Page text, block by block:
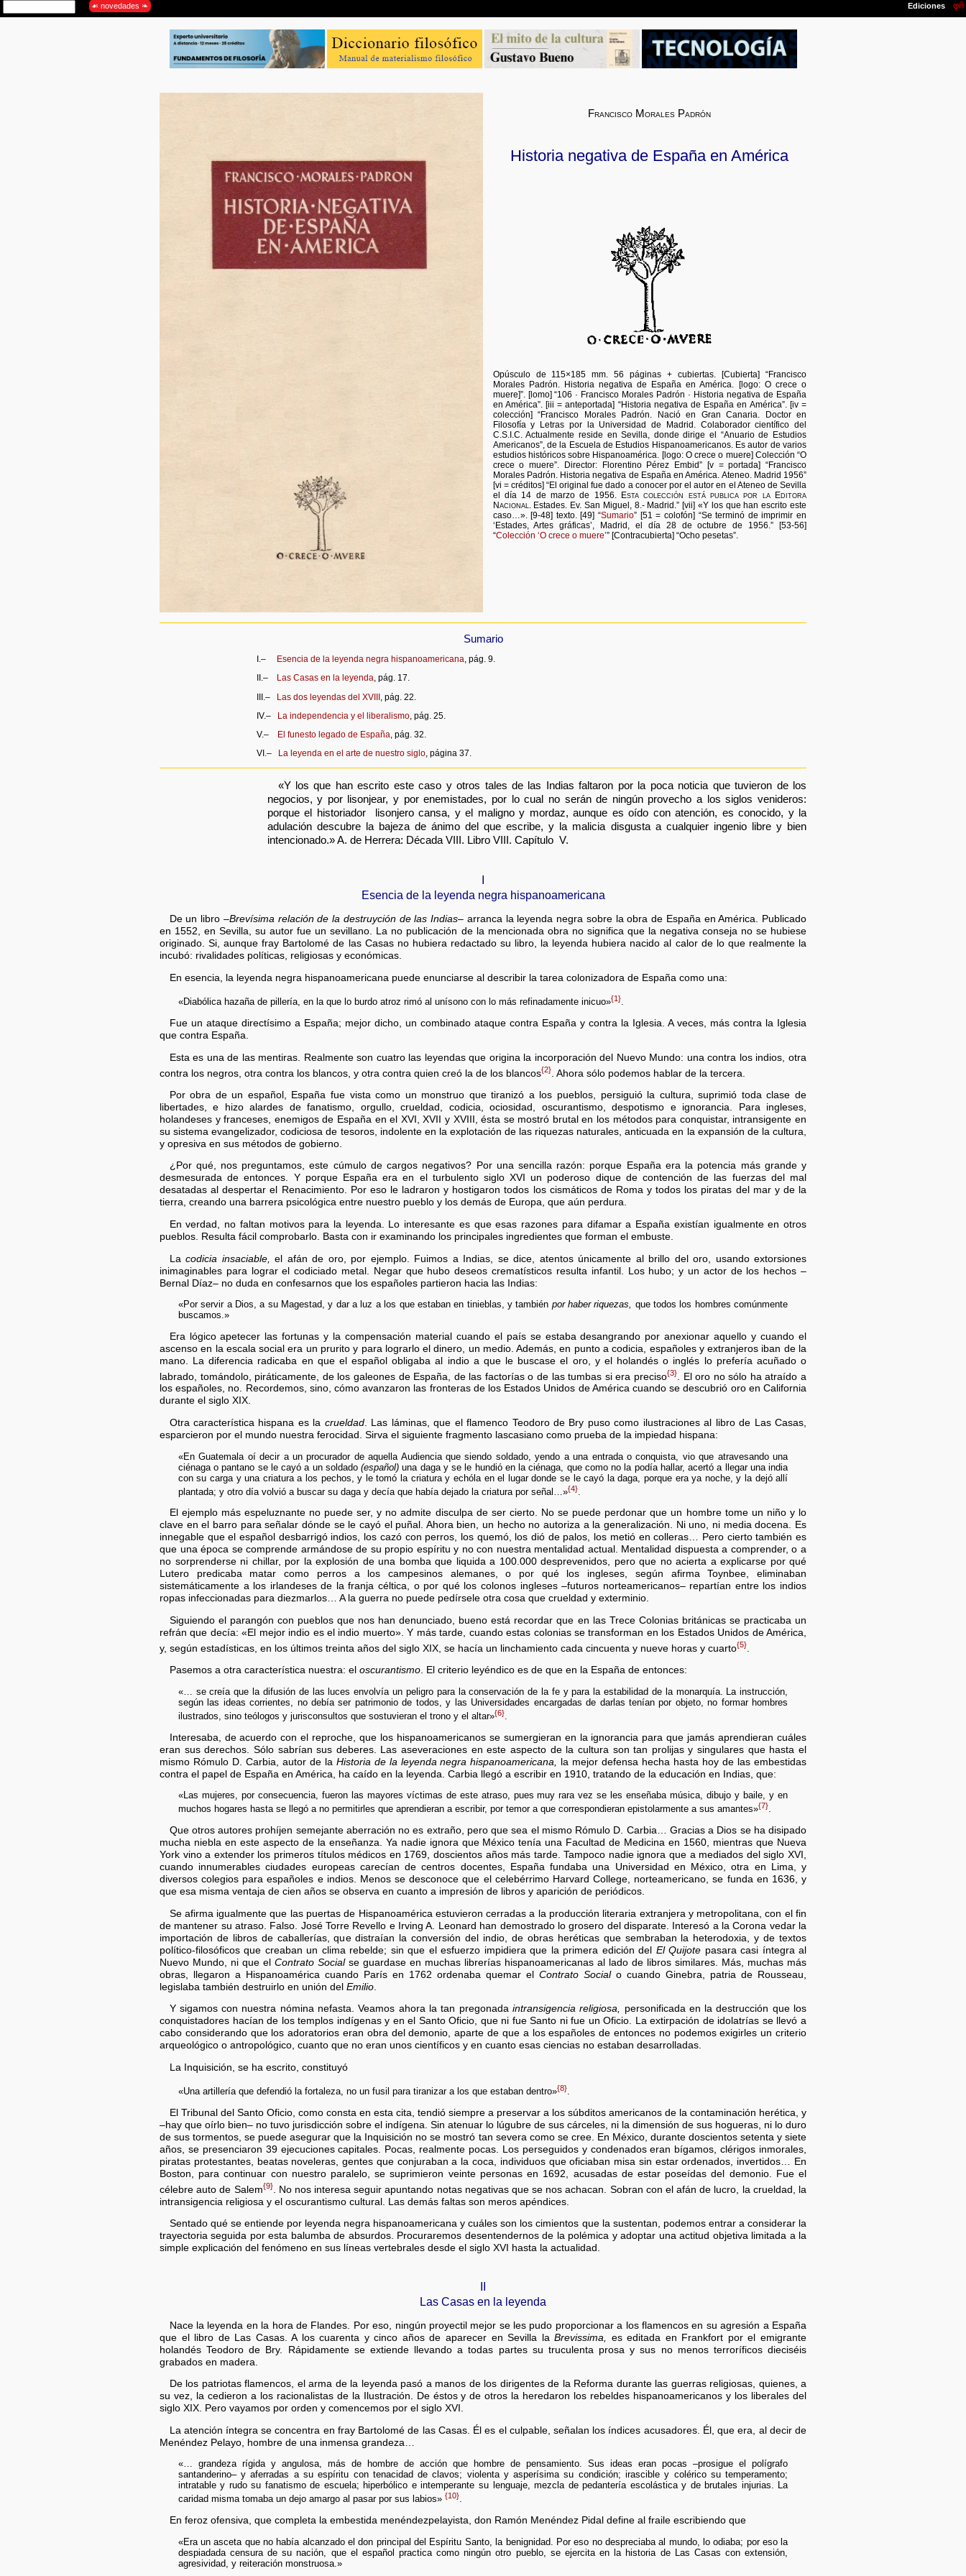
Francisco Morales Padrón
Historia negativa de España en América
Opúsculo de 115×185 mm. 56 páginas + cubiertas. [Cubierta] “Francisco
Morales Padrón. Historia negativa de España en América. [logo: O crece o
muere]”. [lomo] “106 · Francisco Morales Padrón · Historia negativa de España
en América”. [iii = anteportada] “Historia negativa de España en América”. [iv =
colección] “Francisco Morales Padrón. Nació en Gran Canaria. Doctor en
Filosofía y Letras por la Universidad de Madrid. Colaborador científico del
C.S.I.C. Actualmente reside en Sevilla, donde dirige el “Anuario de Estudios
Americanos”, de la Escuela de Estudios Hispanoamericanos. Es autor de varios
estudios históricos sobre Hispanoamérica. [logo: O crece o muere] Colección “O
crece o muere”. Director: Florentino Pérez Embid” [v = portada] “Francisco
Morales Padrón. Historia negativa de España en América. Ateneo. Madrid 1956”
[vi = créditos] “El original fue dado a conocer por el autor en el Ateneo de Sevilla
el día 14 de marzo de 1956. Esta colección está publica por la Editora
Nacional
. Estades. Ev. San Miguel, 8.- Madrid.” [vii] «Y los que han escrito este
caso…». [9-48] texto. [49] “Sumario” [51 = colofón] “Se terminó de imprimir en
‘Estades, Artes gráficas’, Madrid, el día 28 de octubre de 1956.” [53-56]
“Colección ‘O crece o muere’” [Contracubierta] “Ocho pesetas”.
Sumario
I.– Esencia de la leyenda negra hispanoamericana, pág. 9.
II.–
Las Casas en la leyenda, pág. 17.
III.– Las dos leyendas del XVIII, pág. 22.
IV.– La independencia y el liberalismo, pág. 25.
V.–
El funesto legado de España, pág. 32.
VI.–
La leyenda en el arte de nuestro siglo, página 37.
«Y los que han escrito este caso y otros tales de las Indias faltaron por la poca noticia que tuvieron de los
negocios, y por lisonjear, y por enemistades, por lo cual no serán de ningún provecho a los siglos venideros:
porque el historiador lisonjero cansa, y el maligno y mordaz, aunque es oído con atención, es conocido, y la
adulación descubre la bajeza de ánimo del que escribe, y la malicia disgusta a cualquier ingenio libre y bien
intencionado.» A. de Herrera: Década VIII. Libro VIII. Capítulo V.
Esencia de la leyenda negra hispanoamericana
De un libro –Brevísima relación de la destruyción de las Indias– arranca la leyenda negra sobre la obra de España en América. Publicado
en 1552, en Sevilla, su autor fue un sevillano. La no publicación de la mencionada obra no significa que la negativa conseja no se hubiese
originado. Si, aunque fray Bartolomé de las Casas no hubiera redactado su libro, la leyenda hubiera nacido al calor de lo que realmente la
incubó: rivalidades políticas, religiosas y económicas.
En esencia, la leyenda negra hispanoamericana puede enunciarse al describir la tarea colonizadora de España como una:
«Diabólica hazaña de pillería, en la que lo burdo atroz rimó al unísono con lo más refinadamente inicuo»{1}.
Fue un ataque directísimo a España; mejor dicho, un combinado ataque contra España y contra la Iglesia. A veces, más contra la Iglesia
que contra España.
Esta es una de las mentiras. Realmente son cuatro las leyendas que origina la incorporación del Nuevo Mundo: una contra los indios, otra
contra los negros, otra contra los blancos, y otra contra quien creó la de los blancos{2} . Ahora sólo podemos hablar de la tercera.
Por obra de un español, España fue vista como un monstruo que tiranizó a los pueblos, persiguió la cultura, suprimió toda clase de
libertades, e hizo alardes de fanatismo, orgullo, crueldad, codicia, ociosidad, oscurantismo, despotismo e ignorancia. Para ingleses,
holandeses y franceses, enemigos de España en el XVI, XVII y XVIII, ésta se mostró brutal en los métodos para conquistar, intransigente en
su sistema evangelizador, codiciosa de tesoros, indolente en la explotación de las riquezas naturales, anticuada en la expansión de la cultura,
y opresiva en sus métodos de gobierno.
¿Por qué, nos preguntamos, este cúmulo de cargos negativos? Por una sencilla razón: porque España era la potencia más grande y
desmesurada de entonces. Y porque España era en el turbulento siglo XVI un poderoso dique de contención de las fuerzas del mal
desatadas al despertar el Renacimiento. Por eso le ladraron y hostigaron todos los cismáticos de Roma y todos los piratas del mar y de la
tierra, creando una barrera psicológica entre nuestro pueblo y los demás de Europa, que aún perdura.
En verdad, no faltan motivos para la leyenda. Lo interesante es que esas razones para difamar a España existían igualmente en otros
pueblos. Resulta fácil comprobarlo. Basta con ir examinando los principales ingredientes que forman el embuste.
Lacodicia insaciable,
el afán de oro, por ejemplo. Fuimos a Indias, se dice, atentos únicamente al brillo del oro, usando extorsiones
inimaginables para lograr el codiciado metal. Negar que hubo deseos crematísticos resulta infantil. Los hubo; y un actor de los hechos –
Bernal Díaz– no duda en confesarnos que los españoles partieron hacia las Indias:
«Por servir a Dios, a su Magestad, y dar a luz a los que estaban en tinieblas, y también por haber riquezas, que todos los hombres comúnmente
buscamos.»
Era lógico apetecer las fortunas y la compensación material cuando el país se estaba desangrando por anexionar aquello y cuando el
ascenso en la escala social era un prurito y para lograrlo el dinero, un medio. Además, en punto a codicia, españoles y extranjeros iban de la
mano. La diferencia radicaba en que el español obligaba al indio a que le buscase el oro, y el holandés o inglés lo prefería acuñado o
labrado, tomándolo, piráticamente, de los galeones de España, de las factorías o de las tumbas si era preciso{3}. El oro no sólo ha atraído a
los españoles, no. Recordemos, sino, cómo avanzaron las fronteras de los Estados Unidos de América cuando se descubrió oro en California
durante el siglo XIX.
Otra característica hispana es la crueldad. Las láminas, que el flamenco Teodoro de Bry puso como ilustraciones al libro de Las Casas,
esparcieron por el mundo nuestra ferocidad. Sirva el siguiente fragmento lascasiano como prueba de la impiedad hispana:
«En Guatemala oí decir a un procurador de aquella Audiencia que siendo soldado, yendo a una entrada o conquista, vio que atravesando una
ciénaga o pantano se le cayó a un soldado(español) una daga y se le hundió en la ciénaga, que como no la podía hallar, acertó a llegar una india
con su carga y una criatura a los pechos, y le tomó la criatura y echóla en el lugar donde se le cayó la daga, porque era ya noche, y la dejó allí
plantada; y otro día volvió a buscar su daga y decía que había dejado la criatura por señal…»{4}.
El ejemplo más espeluznante no puede ser, y no admite disculpa de ser cierto. No se puede perdonar que un hombre tome un niño y lo
clave en el barro para señalar dónde se le cayó el puñal. Ahora bien, un hecho no autoriza a la generalización. Ni uno, ni media docena. Es
innegable que el español desbarrigó indios, los cazó con perros, los quemó, los dió de palos, los metió en colleras… Pero cierto también es
que una época se comprende armándose de su propio espíritu y no con nuestra mentalidad actual. Mentalidad dispuesta a comprender, o a
no sorprenderse ni chillar, por la explosión de una bomba que liquida a 100.000 desprevenidos, pero que no acierta a explicarse por qué
Lutero predicaba matar como perros a los campesinos alemanes, o por qué los ingleses, según afirma Toynbee, eliminaban
sistemáticamente a los irlandeses de la franja céltica, o por qué los colonos ingleses –futuros norteamericanos– repartían entre los indios
ropas infeccionadas para diezmarlos… A la guerra no puede pedírsele otra cosa que crueldad y exterminio.
Siguiendo el parangón con pueblos que nos han denunciado, bueno está recordar que en las Trece Colonias británicas se practicaba un
refrán que decía: «El mejor indio es el indio muerto». Y más tarde, cuando estas colonias se transforman en los Estados Unidos de América,
y, según estadísticas, en los últimos treinta años del siglo XIX, se hacía un linchamiento cada cincuenta y nueve horas y cuarto{5}
Pasemos a otra característica nuestra: el oscurantismo. El criterio leyéndico es de que en la España de entonces:
«… se creía que la difusión de las luces envolvía un peligro para la conservación de la fe y para la estabilidad de la monarquía. La instrucción,
según las ideas corrientes, no debía ser patrimonio de todos, y las Universidades encargadas de darlas tenían por objeto, no formar hombres
ilustrados, sino teólogos y jurisconsultos que sostuvieran el trono y el altar»{6}.
Interesaba, de acuerdo con el reproche, que los hispanoamericanos se sumergieran en la ignorancia para que jamás aprendieran cuáles
eran sus derechos. Sólo sabrían sus deberes. Las aseveraciones en este aspecto de la cultura son tan prolijas y singulares que hasta el
mismo Rómulo D. Carbia, autor de la Historia de la leyenda negra hispanoamericana,
la mejor defensa hecha hasta hoy de las embestidas
contra el papel de España en América, ha caído en la leyenda. Carbia llegó a escribir en 1910, tratando de la educación en Indias, que:
«Las mujeres, por consecuencia, fueron las mayores víctimas de este atraso, pues muy rara vez se les enseñaba música, dibujo y baile, y en
muchos hogares hasta se llegó a no permitirles que aprendieran a escribir, por temor a que correspondieran epistolarmente a sus amantes»{7}.
Que otros autores prohíjen semejante aberración no es extraño, pero que sea el mismo Rómulo D. Carbia… Gracias a Dios se ha disipado
mucha niebla en este aspecto de la enseñanza. Ya nadie ignora que México tenía una Facultad de Medicina en 1560, mientras que Nueva
York vino a extender los primeros títulos médicos en 1769, doscientos años más tarde. Tampoco nadie ignora que a mediados del siglo XVI,
cuando innumerables ciudades europeas carecían de centros docentes, España fundaba una Universidad en México, otra en Lima, y
diversos colegios para españoles e indios. Menos se desconoce que el celebérrimo Harvard College, norteamericano, se funda en 1636, y
que esa misma ventaja de cien años se observa en cuanto a impresión de libros y aparición de periódicos.
Se afirma igualmente que las puertas de Hispanoamérica estuvieron cerradas a la producción literaria extranjera y metropolitana, con el fin
de mantener su atraso. Falso. José Torre Revello e Irving A. Leonard han demostrado lo grosero del disparate. Interesó a la Corona vedar la
importación de libros de caballerías, que distraían la conversión del indio, de obras heréticas que sembraban la heterodoxia, y de textos
político-filosóficos que creaban un clima rebelde; sin que el esfuerzo impidiera que la primera edición del El Quijote pasara casi íntegra al
Nuevo Mundo, ni que el Contrato Socialse guardase en muchas librerías hispanoamericanas al lado de libros similares. Más, muchas más
obras, llegaron a Hispanoamérica cuando París en 1762 ordenaba quemar el Contrato Socialo cuando Ginebra, patria de Rousseau,
legislaba también destruirlo en unión del Emilio
Y sigamos con nuestra nómina nefasta. Veamos ahora la tan pregonada intransigencia religiosa, personificada en la destrucción que los
conquistadores hacían de los templos indígenas y en el Santo Oficio, que ni fue Santo ni fue un Oficio. La extirpación de idolatrías se llevó a
cabo considerando que los adoratorios eran obra del demonio, aparte de que a los españoles de entonces no podemos exigirles un criterio
arqueológico o antropológico, cuanto que no eran unos científicos y en cuanto esas ciencias no estaban desarrolladas.
La Inquisición, se ha escrito, constituyó
«Una artillería que defendió la fortaleza, no un fusil para tiranizar a los que estaban dentro»{8}.
El Tribunal del Santo Oficio, como consta en esta cita, tendió siempre a preservar a los súbditos americanos de la contaminación herética, y
–hay que oírlo bien– no tuvo jurisdicción sobre el indígena. Sin atenuar lo lúgubre de sus cárceles, ni la dimensión de sus hogueras, ni lo duro
de sus tormentos, se puede asegurar que la Inquisición no se mostró tan severa como se cree. En México, durante doscientos setenta y siete
años, se presenciaron 39 ejecuciones capitales. Pocas, realmente pocas. Los perseguidos y condenados eran bígamos, clérigos inmorales,
piratas protestantes, beatas noveleras, gentes que conjuraban a la coca, individuos que oficiaban misa sin estar ordenados, invertidos… En
Boston, para continuar con nuestro paralelo, se suprimieron veinte personas en 1692, acusadas de estar poseídas del demonio. Fue el
célebre auto de Salem{9}. No nos interesa seguir apuntando notas negativas que se nos achacan. Sobran con el afán de lucro, la crueldad, la
intransigencia religiosa y el oscurantismo cultural. Las demás faltas son meros apéndices.
Sentado qué se entiende por leyenda negra hispanoamericana y cuáles son los cimientos que la sustentan, podemos entrar a considerar la
trayectoria seguida por esta balumba de absurdos. Procuraremos desentendernos de la polémica y adoptar una actitud objetiva limitada a la
simple explicación del fenómeno en sus líneas vertebrales desde el siglo XVI hasta la actualidad.
II
Las Casas en la leyenda
Nace la leyenda en la hora de Flandes. Por eso, ningún proyectil mejor se les pudo proporcionar a los flamencos en su agresión a España
que el libro de Las Casas. A los cuarenta y cinco años de aparecer en Sevilla laBrevissima,
es editada en Frankfort por el emigrante
holandés Teodoro de Bry. Rápidamente se extiende llevando a todas partes su truculenta prosa y sus no menos terroríficos dieciséis
grabados en madera.
De los patriotas flamencos, el arma de la leyenda pasó a manos de los dirigentes de la Reforma durante las guerras religiosas, quienes, a
su vez, la cedieron a los racionalistas de la Ilustración. De éstos y de otros la heredaron los rebeldes hispanoamericanos y los liberales del
siglo XIX. Pero vayamos por orden y comencemos por el siglo XVI.
La atención íntegra se concentra en fray Bartolomé de las Casas. Él es el culpable, señalan los índices acusadores. Él, que era, al decir de
Menéndez Pelayo, hombre de una inmensa grandeza…
«… grandeza rígida y angulosa, más de hombre de acción que hombre de pensamiento. Sus ideas eran pocas –prosigue el polígrafo
santanderino– y aferradas a su espíritu con tenacidad de clavos; violenta y asperísima su condición; irascible y colérico su temperamento;
intratable y rudo su fanatismo de escuela; hiperbólico e intemperante su lenguaje, mezcla de pedantería escolástica y de brutales injurias. La
caridad misma tomaba un dejo amargo al pasar por sus labios» {10}.
En feroz ofensiva, que completa la embestida menéndezpelayista, don Ramón Menéndez Pidal define al fraile escribiendo que
«Era un asceta que no había alcanzado el don principal del Espíritu Santo, la benignidad. Por eso no despreciaba al mundo, lo odiaba; por eso la
despiadada censura de su nación, que el español practica como ningún otro pueblo, se ejercita en la historia de Las Casas con extensión,
agresividad, y reiteración monstruosa.»